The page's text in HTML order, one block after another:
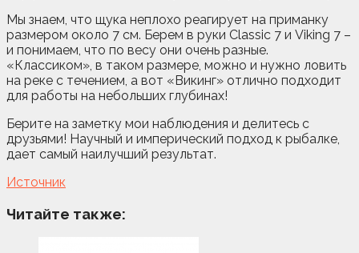
Мы знаем, что щука неплохо реагирует на приманку
размером около 7 см. Берем в руки Classic 7 и Viking 7 –
и понимаем, что по весу они очень разные.
«Классиком», в таком размере, можно и нужно ловить
на реке с течением, а вот «Викинг» отлично подходит
для работы на небольших глубинах!
Берите на заметку мои наблюдения и делитесь с
друзьями! Научный и имперический подход к рыбалке,
дает самый наилучший результат.
Источник
Читайте также: